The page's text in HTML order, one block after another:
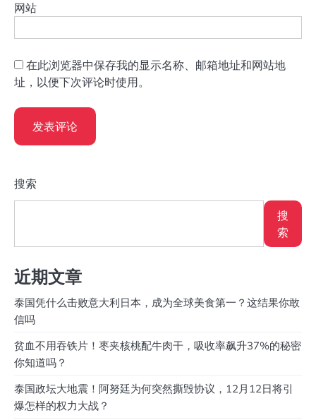
网站
在此浏览器中保存我的显示名称、邮箱地址和网站地
址，以便下次评论时使用。
搜索
搜
索
近期文章
泰国凭什么击败意大利日本，成为全球美食第一？这结果你敢
信吗
贫血不用吞铁片！枣夹核桃配牛肉干，吸收率飙升37%的秘密
你知道吗？
泰国政坛大地震！阿努廷为何突然撕毁协议，12月12日将引
爆怎样的权力大战？